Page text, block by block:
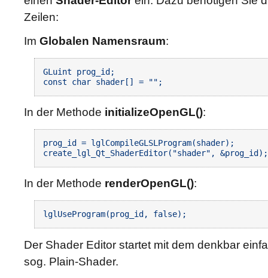
Zeilen:
Im Globalen Namensraum:
GLuint prog_id;
In der Methode initializeOpenGL():
prog_id = lglCompileGLSLProgram(shader);
In der Methode renderOpenGL():
Der Shader Editor startet mit dem denkbar
sog. Plain-Shader.